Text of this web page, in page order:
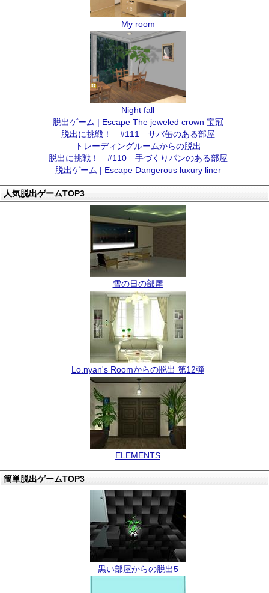
My room
Night fall
脱出ゲーム | Escape The jeweled crown 宝冠
脱出に挑戦！ #111 サバ缶のある部屋
トレーディングルームからの脱出
脱出に挑戦！ #110 手づくりパンのある部屋
脱出ゲーム | Escape Dangerous luxury liner
人気脱出ゲームTOP3
雪の日の部屋
Lo.nyan's Roomからの脱出 第12弾
ELEMENTS
簡単脱出ゲームTOP3
黒い部屋からの脱出5